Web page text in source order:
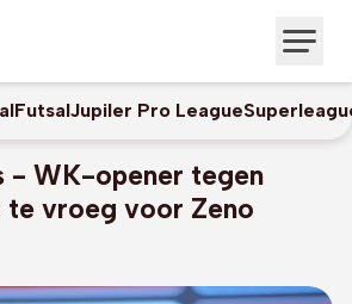
FutsalJupiler Pro League
- WK-opener tegen
vroeg voor Zeno